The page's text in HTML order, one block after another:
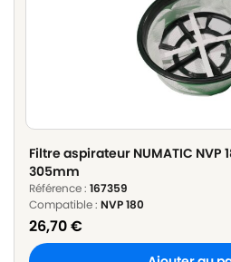
Filtre aspirateur NUMATIC NVP
305mm
Référence : 167359
Compatible : NVP 180
26,70€